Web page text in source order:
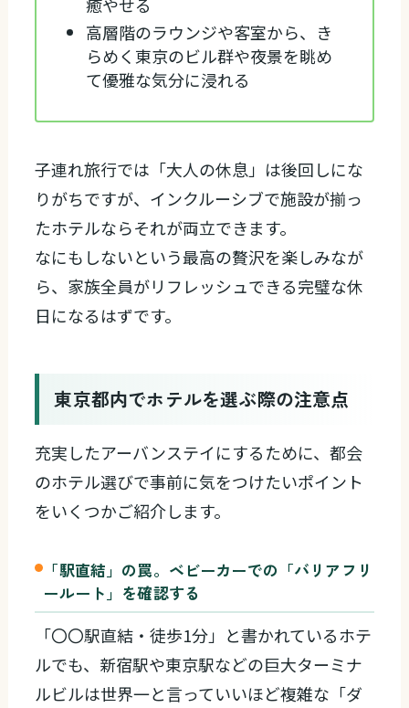
高層階のラウンジや客室から、き
らめく東京のビル群や夜景を眺め
て優雅な気分に浸れる
子連れ旅行では「大人の休息」は後回しにな
りがちですが、インクルーシブで施設が揃っ
たホテルならそれが両立できます。
なにもしないという最高の贅沢を楽しみなが
ら、家族全員がリフレッシュできる完璧な休
日になるはずです。
東京都内でホテルを選ぶ際の注意点
充実したアーバンステイにするために、都会
のホテル選びで事前に気をつけたいポイント
をいくつかご紹介します。
「駅直結」の罠。ベビーカーでの「バリアフリ
ールート」を確認する
「〇〇駅直結・徒歩1分」と書かれているホテ
ルでも、新宿駅や東京駅などの巨大ターミナ
ルビルは世界一と言っていいほど複雑な「ダ